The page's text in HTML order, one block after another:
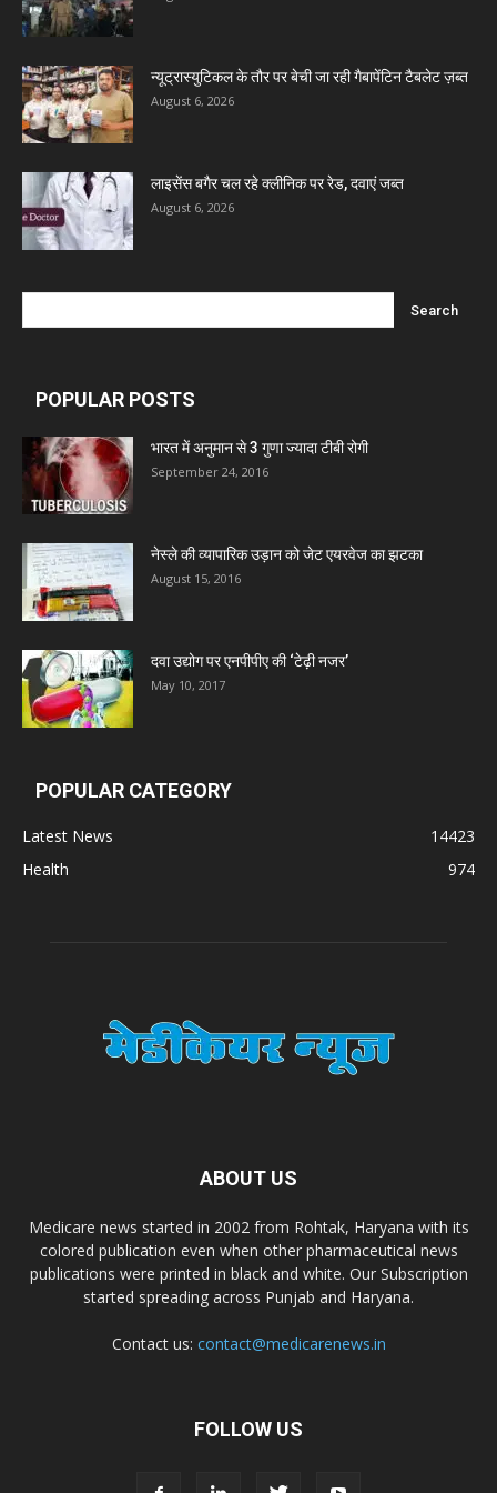
Ben Pharmaceuticals
Marxx Pharma
Nitin Lifesciences Ltd.
Admac Group Companies
Deep Shree Pharmaceuticals
Zumentes Healthcare
Digital Vision
Sat Jinda Kalyana Pharmacy
Carewell Ayurveda
A.S. Pharmaceuticals
Diya Healthcare Private Limited
Divit Nutraceuticals Pvt. Ltd.
Divine Savior Pvt Ltd
न्यूट्रास्युटिकल के तौर पर बेची जा रही गैबापेंटिन टैबलेट ज़ब्त
August 6, 2026
लाइसेंस बगैर चल रहे क्लीनिक पर रेड, दवाएं जब्त
August 6, 2026
POPULAR POSTS
भारत में अनुमान से 3 गुणा ज्यादा टीबी रोगी
September 24, 2016
नेस्ले की व्यापारिक उड़ान को जेट एयरवेज का झटका
August 15, 2016
दवा उद्योग पर एनपीपीए की ‘टेढ़ी नजर’
May 10, 2017
POPULAR CATEGORY
Latest News
14423
Health
974
ABOUT US
Medicare news started in 2002 from Rohtak, Haryana with its
colored publication even when other pharmaceutical news
publications were printed in black and white. Our Subscription
started spreading across Punjab and Haryana.
Contact us: contact@medicarenews.in
FOLLOW US